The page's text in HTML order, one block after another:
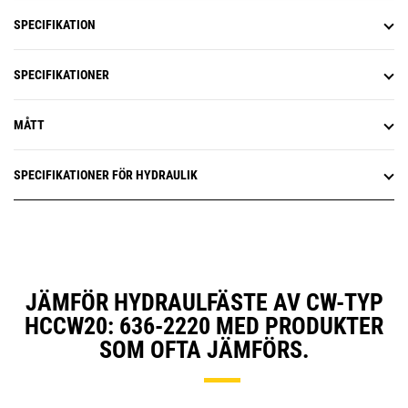
SPECIFIKATION
SPECIFIKATIONER
MÅTT
SPECIFIKATIONER FÖR HYDRAULIK
JÄMFÖR HYDRAULFÄSTE AV CW-TYP
HCCW20: 636-2220 MED PRODUKTER
SOM OFTA JÄMFÖRS.